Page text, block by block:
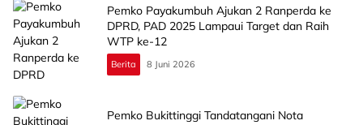
Pemko Payakumbuh Ajukan 2 Ranperda ke
DPRD, PAD 2025 Lampaui Target dan Raih
WTP ke-12
Berita 8 Juni 2026
Pemko Bukittinggi Tandatangani Nota